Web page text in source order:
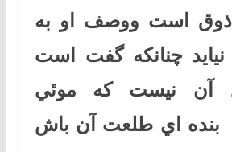
است ووصف او به
چنانكه گفت است
آن نيست كه موئي
بنده اي طلعت آن باش